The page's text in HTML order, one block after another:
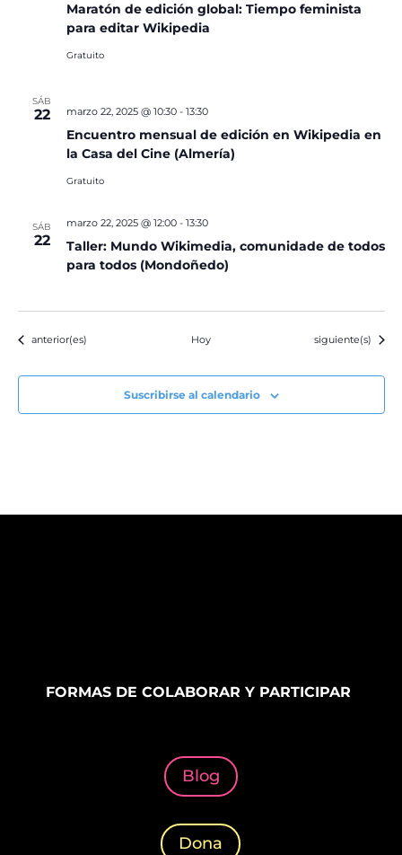
Maratón de edición global: Tiempo feminista
para editar Wikipedia
Gratuito
SÁB
22
Encuentro mensual de edición en Wikipedia en
la Casa del Cine (Almería)
marzo 22, 2025 @ 10:30- 13:30
Gratuito
SÁB
22
Taller: Mundo Wikimedia, comunidade de todos
para todos (Mondoñedo)
marzo 22, 2025 @ 12:00- 13:30
Eventos
anterior(es) Hoy Eventos
siguiente(s)
Suscribirse al calendario
FORMAS DE COLABORAR Y PARTICIPAR
Blog
Dona